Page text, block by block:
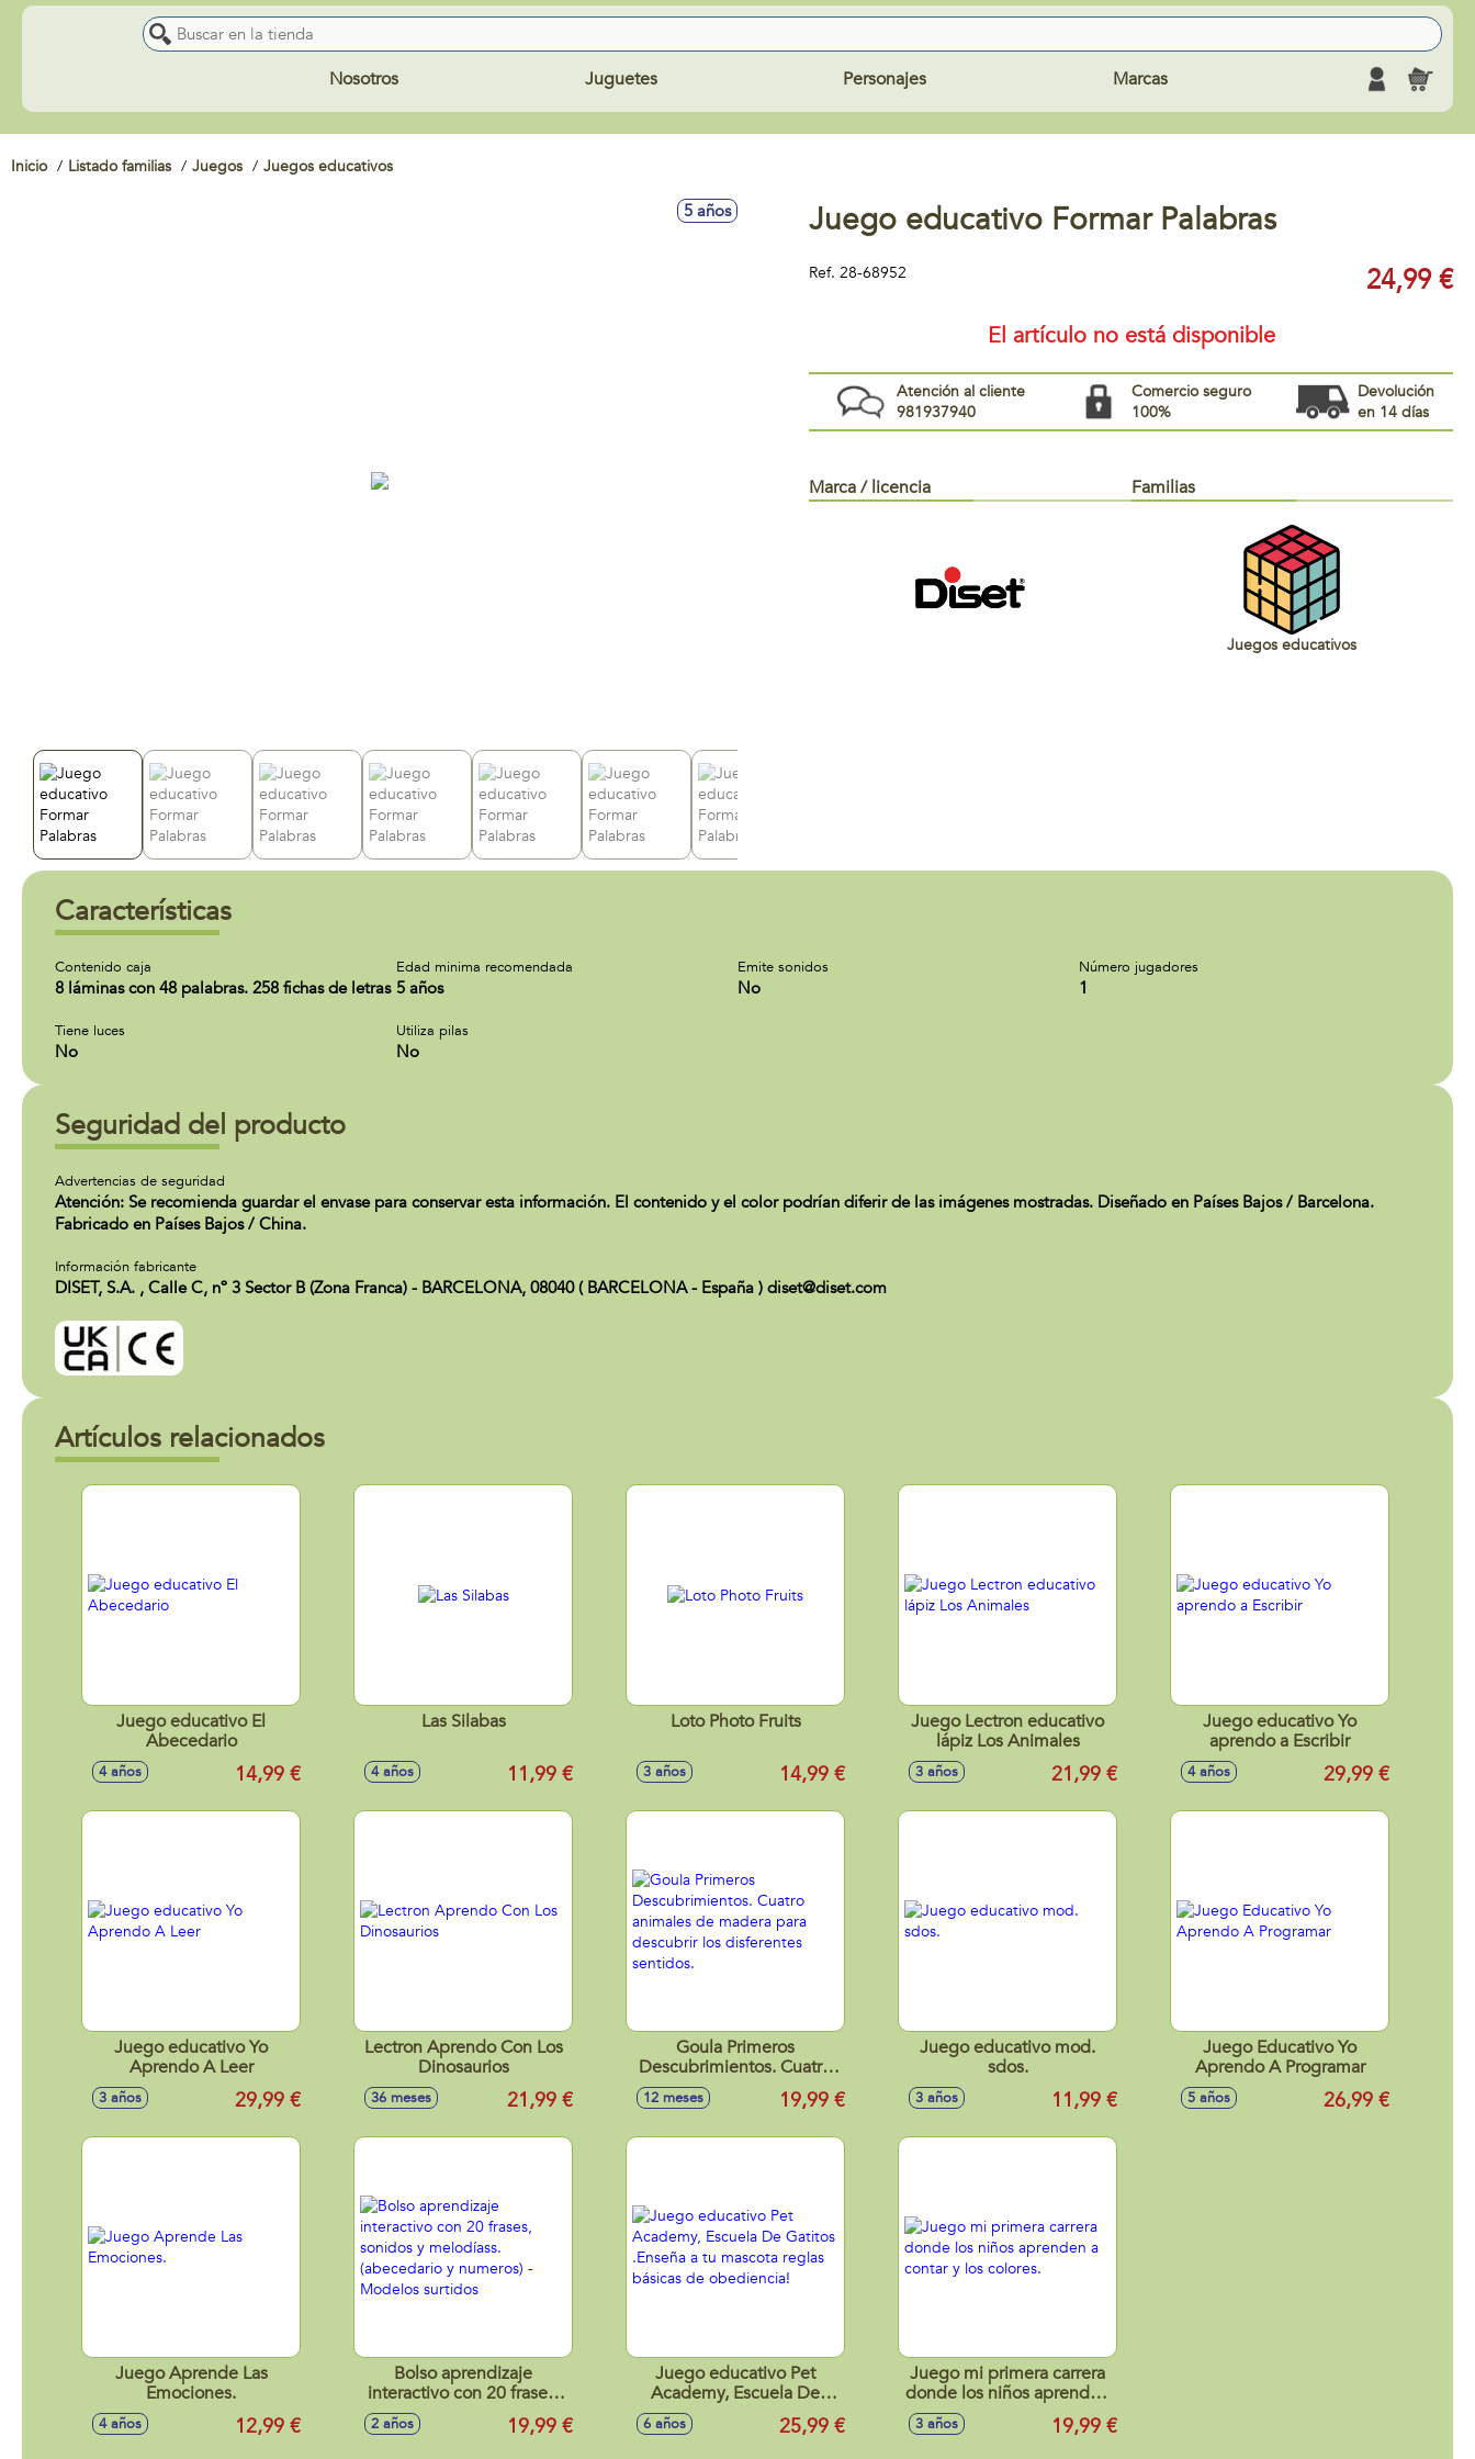
Nosotros Juguetes Personajes Marcas
Inicio Listado familias Juegos Juegos educativos
5 años Juego educativo Formar Palabras
Ref. 28-68952 24,99 €
El artículo no está disponible
Atención al cliente
981937940
Comercio seguro
100%
Devolución
en 14 días
Marca / licencia Familias
Juegos educativos
Características
Contenido caja
8 láminas con 48 palabras. 258 fichas de letras
Edad minima recomendada
5 años
Emite sonidos
No
Número jugadores
1
Tiene luces
No
Utiliza pilas
No
Seguridad del producto
Advertencias de seguridad
Atención: Se recomienda guardar el envase para conservar esta información. El contenido y el color podrían diferir de las imágenes mostradas. Diseñado en Países Bajos / Barcelona.
Fabricado en Países Bajos / China.
Información fabricante
DISET, S.A. , Calle C, nº 3 Sector B (Zona Franca) - BARCELONA, 08040 ( BARCELONA - España ) diset@diset.com
Artículos relacionados
Juego educativo El
Abecedario
4 años 14,99 €
Las Silabas
4 años 11,99 €
Loto Photo Fruits
3 años 14,99 €
Juego Lectron educativo
lápiz Los Animales
3 años 21,99 €
Juego educativo Yo
aprendo a Escribir
4 años 29,99 €
Juego educativo Yo
Aprendo A Leer
3 años 29,99 €
Lectron Aprendo Con Los
Dinosaurios
36 meses 21,99 €
Goula Primeros
Descubrimientos. Cuatro
animales de madera para
descubrir los disferentes
12 meses 19,99 €
Juego educativo mod.
sdos.
3 años 11,99 €
Juego Educativo Yo
Aprendo A Programar
5 años 26,99 €
Juego Aprende Las
Emociones.
4 años 12,99 €
Bolso aprendizaje
interactivo con 20 frases,
sonidos y melodíass.
(abecedario y numeros) -
2 años 19,99 €
Juego educativo Pet
Academy, Escuela De
Gatitos .Enseña a tu
mascota reglas básicas de
6 años 25,99 €
Juego mi primera carrera
donde los niños aprenden
a contar y los colores.
3 años 19,99 €